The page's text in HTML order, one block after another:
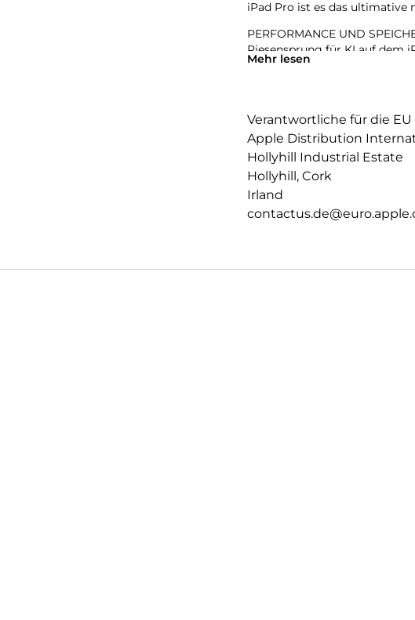
iPad Pro ist es das ultimative
PERFORMANCE UND
Riesensprung für KI auf dem
leistungsstarken Neural
und Fähigkeiten, die alles
werden Workflows gesteuert,
APPLE INTELLIGENCE:
zu kommunizieren, sich
bahnbrechendem
11 ULTRA RETINA XDR
TB und 2 TB erhältlich.
Mehr lesen
Verantwortliche für die EU
Apple Distribution
Hollyhill Industrial Estate
Hollyhill, Cork
Irland